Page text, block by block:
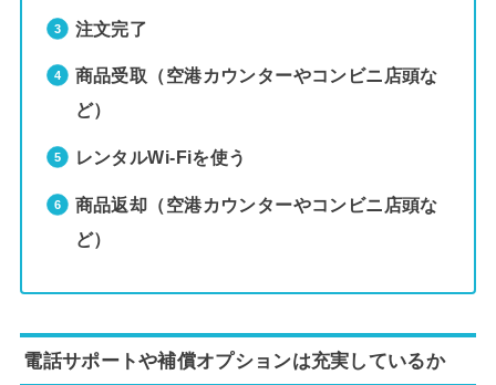
注文完了
商品受取（空港カウンターやコンビニ店頭な
ど）
レンタルWi-Fiを使う
商品返却（空港カウンターやコンビニ店頭な
ど）
電話サポートや補償オプションは充実しているか